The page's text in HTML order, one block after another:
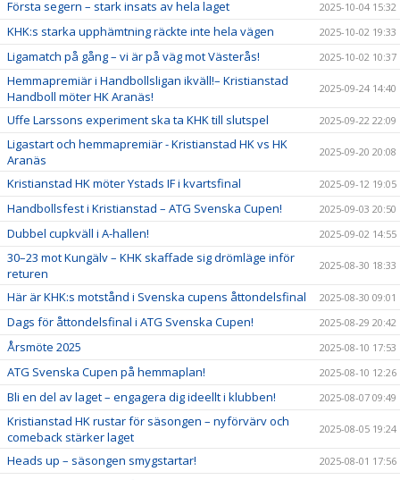
Första segern – stark insats av hela laget 2025-10-04 15:32
KHK:s starka upphämtning räckte inte hela vägen 2025-10-02 19:33
Ligamatch på gång – vi är på väg mot Västerås! 2025-10-02 10:37
Hemmapremiär i Handbollsligan ikväll!– Kristianstad
Handboll möter HK Aranäs!
2025-09-24 14:40
Uffe Larssons experiment ska ta KHK till slutspel 2025-09-22 22:09
Ligastart och hemmapremiär - Kristianstad HK vs HK
Aranäs
2025-09-20 20:08
Kristianstad HK möter Ystads IF i kvartsfinal 2025-09-12 19:05
Handbollsfest i Kristianstad – ATG Svenska Cupen! 2025-09-03 20:50
Dubbel cupkväll i A-hallen! 2025-09-02 14:55
30–23 mot Kungälv – KHK skaffade sig drömläge inför
returen
2025-08-30 18:33
Här är KHK:s motstånd i Svenska cupens åttondelsfinal 2025-08-30 09:01
Dags för åttondelsfinal i ATG Svenska Cupen! 2025-08-29 20:42
Årsmöte 2025 2025-08-10 17:53
ATG Svenska Cupen på hemmaplan! 2025-08-10 12:26
Bli en del av laget – engagera dig ideellt i klubben! 2025-08-07 09:49
Kristianstad HK rustar för säsongen – nyförvärv och
comeback stärker laget
2025-08-05 19:24
Heads up – säsongen smygstartar! 2025-08-01 17:56